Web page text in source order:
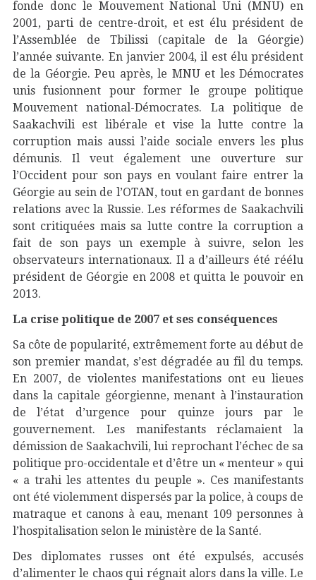
fonde donc le Mouvement National Uni (MNU) en
2001, parti de centre-droit, et est élu président de
l’Assemblée de Tbilissi (capitale de la Géorgie)
l’année suivante. En janvier 2004, il est élu président
de la Géorgie. Peu après, le MNU et les Démocrates
unis fusionnent pour former le groupe politique
Mouvement national-Démocrates. La politique de
Saakachvili est libérale et vise la lutte contre la
corruption mais aussi l’aide sociale envers les plus
démunis. Il veut également une ouverture sur
l’Occident pour son pays en voulant faire entrer la
Géorgie au sein de l’OTAN, tout en gardant de bonnes
relations avec la Russie. Les réformes de Saakachvili
sont critiquées mais sa lutte contre la corruption a
fait de son pays un exemple à suivre, selon les
observateurs internationaux. Il a d’ailleurs été réélu
président de Géorgie en 2008 et quitta le pouvoir en
2013.
La crise politique de 2007 et ses conséquences
Sa côte de popularité, extrêmement forte au début de
son premier mandat, s’est dégradée au fil du temps.
En 2007, de violentes manifestations ont eu lieues
dans la capitale géorgienne, menant à l’instauration
de l’état d’urgence pour quinze jours par le
gouvernement. Les manifestants réclamaient la
démission de Saakachvili, lui reprochant l’échec de sa
politique pro-occidentale et d’être un « menteur » qui
« a trahi les attentes du peuple ». Ces manifestants
ont été violemment dispersés par la police, à coups de
matraque et canons à eau, menant 109 personnes à
l’hospitalisation selon le ministère de la Santé.
Des diplomates russes ont été expulsés, accusés
d’alimenter le chaos qui régnait alors dans la ville. Le